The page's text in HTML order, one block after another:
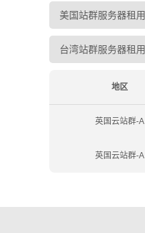
美国站群服务器租用
台湾站群服务器租用
地区
英国云站群-A
英国云站群-A